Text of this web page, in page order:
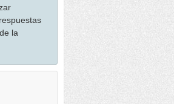
la